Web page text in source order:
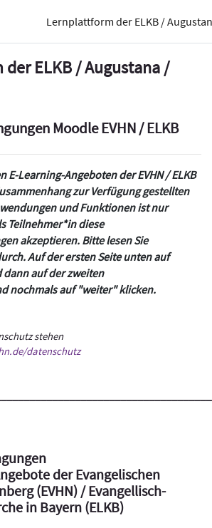
Lernplattform der ELKB /
ELKB / Augustana /
Moodle EVHN / ELKB
E-Learning-Angeboten der EVHN / ELKB
zur Verfügung gestellten
und Funktionen ist nur
Teilnehmer*in diese
akzeptieren. Bitte lesen Sie
Auf der ersten Seite unten auf
auf der zweiten
nochmals auf "weiter" klicken.
stehen
datenschutz
der Evangelischen
(EVHN) / Evangellisch-
in Bayern (ELKB)